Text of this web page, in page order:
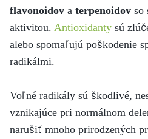
flavonoidov a terpenoidov so
aktivitou. Antioxidanty sú
alebo spomaľujú poškodenie
radikálmi.
Voľné radikály sú škodlivé,
vznikajúce pri normálnom
narušiť mnoho prirodzených